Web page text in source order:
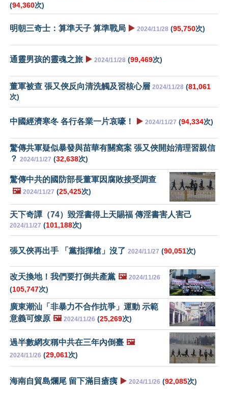
(94,360次)
明朝三奇士：算準天子 算準戰局 ▶️ 2024/11/28 (95,750次)
通靈男孩的靈魂之旅 ▶️ 2024/11/28 (99,469次)
董軍被查 張又俠反向清洗觸及習核心層 2024/11/28 (81,061
次)
中國經濟寒冬 各行各業一片哀嚎！ ▶️ 2024/11/27 (94,334次)
驚傳共軍疑似暴發與苗華有關窩案 張又俠開始清理習親信
？ 2024/11/27 (32,638次)
驚傳中共的國防部長董軍因腐敗接受調查
🖼️ 2024/11/27 (25,425次)
天下奇譚（74）毀淫書得上天賜福 傳淫書害人害己
2024/11/27 (101,188次)
張又俠再出手 「黨指揮槍」沒了 2024/11/27 (90,051次)
改天換地！我們要打倒共產黨 🖼️ 2024/11/26
(105,747次)
廣東潮汕「非暴力不合作抗爭」運動 示範
意義可燎原 🖼️ 2024/11/26 (25,269次)
過半數網友稱中共在三年內倒臺 🖼️
2024/11/26 (29,061次)
海南自貿島爛尾 留下滿目瘡痍 ▶️ 2024/11/26 (92,085次)